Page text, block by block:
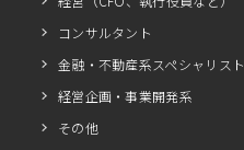
コンサルタント
金融・不動産系スペシャリスト
経営企画・事業開発系
その他